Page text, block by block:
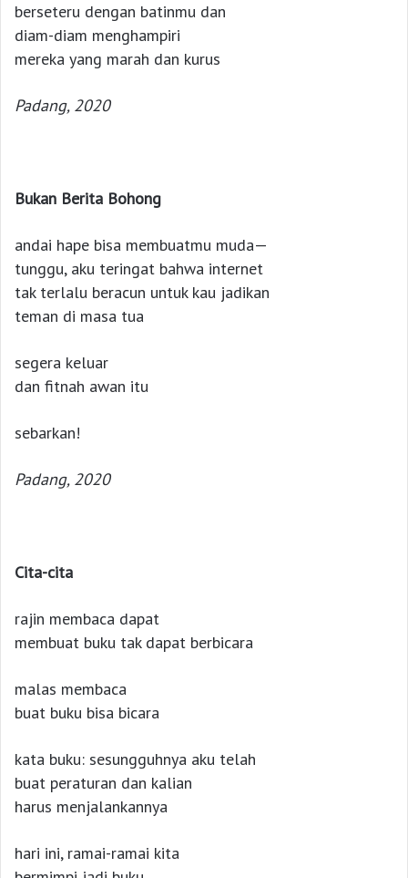
berseteru dengan batinmu dan
diam-diam menghampiri
mereka yang marah dan kurus
Padang, 2020
Bukan Berita Bohong
andai hape bisa membuatmu muda—
tunggu, aku teringat bahwa internet
tak terlalu beracun untuk kau jadikan
teman di masa tua
segera keluar
dan fitnah awan itu
sebarkan!
Padang, 2020
Cita-cita
rajin membaca dapat
membuat buku tak dapat berbicara
malas membaca
buat buku bisa bicara
kata buku: sesungguhnya aku telah
buat peraturan dan kalian
harus menjalankannya
hari ini, ramai-ramai kita